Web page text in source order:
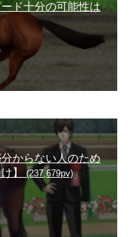
ド十分の可能性は
からない人のため
】
(237,679pv)